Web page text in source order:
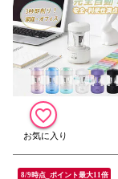
8/9時点_ポイント最大11倍